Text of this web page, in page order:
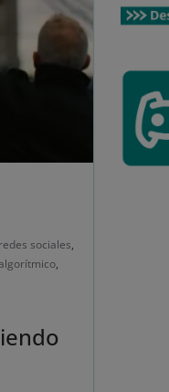
redes sociales,
,